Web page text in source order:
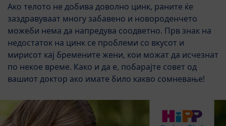
Ако телото не добива доволно цинк, раните ќе
заздравуваат многу забавено и новороденчето
можеби нема да напредува соодветно. Прв знак на
недостаток на цинк се проблеми со вкусот и
мирисот кај бремените жени, кои можат да исчезнат
по некое време. Како и да е, побарајте совет од
вашиот доктор ако имате било какво сомневање!